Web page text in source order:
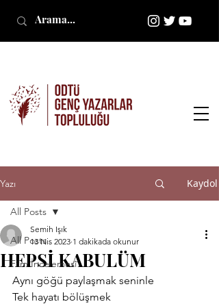
Yazı Kaydol
All Posts
Film İncelemesi
All Posts
HEPSİ KABULÜM
Semih Işık
13 Nis 2023 1 dakikada okunur
Aynı göğü paylaşmak seninle
Tek hayatı bölüşmek